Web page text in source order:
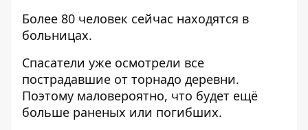
Более 80 человек сейчас находятся в
больницах.
Спасатели уже осмотрели все
пострадавшие от торнадо деревни.
Поэтому маловероятно, что будет ещё
больше раненых или погибших.